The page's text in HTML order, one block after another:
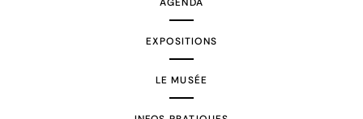
EXPOSITIONS
LE MUSÉE